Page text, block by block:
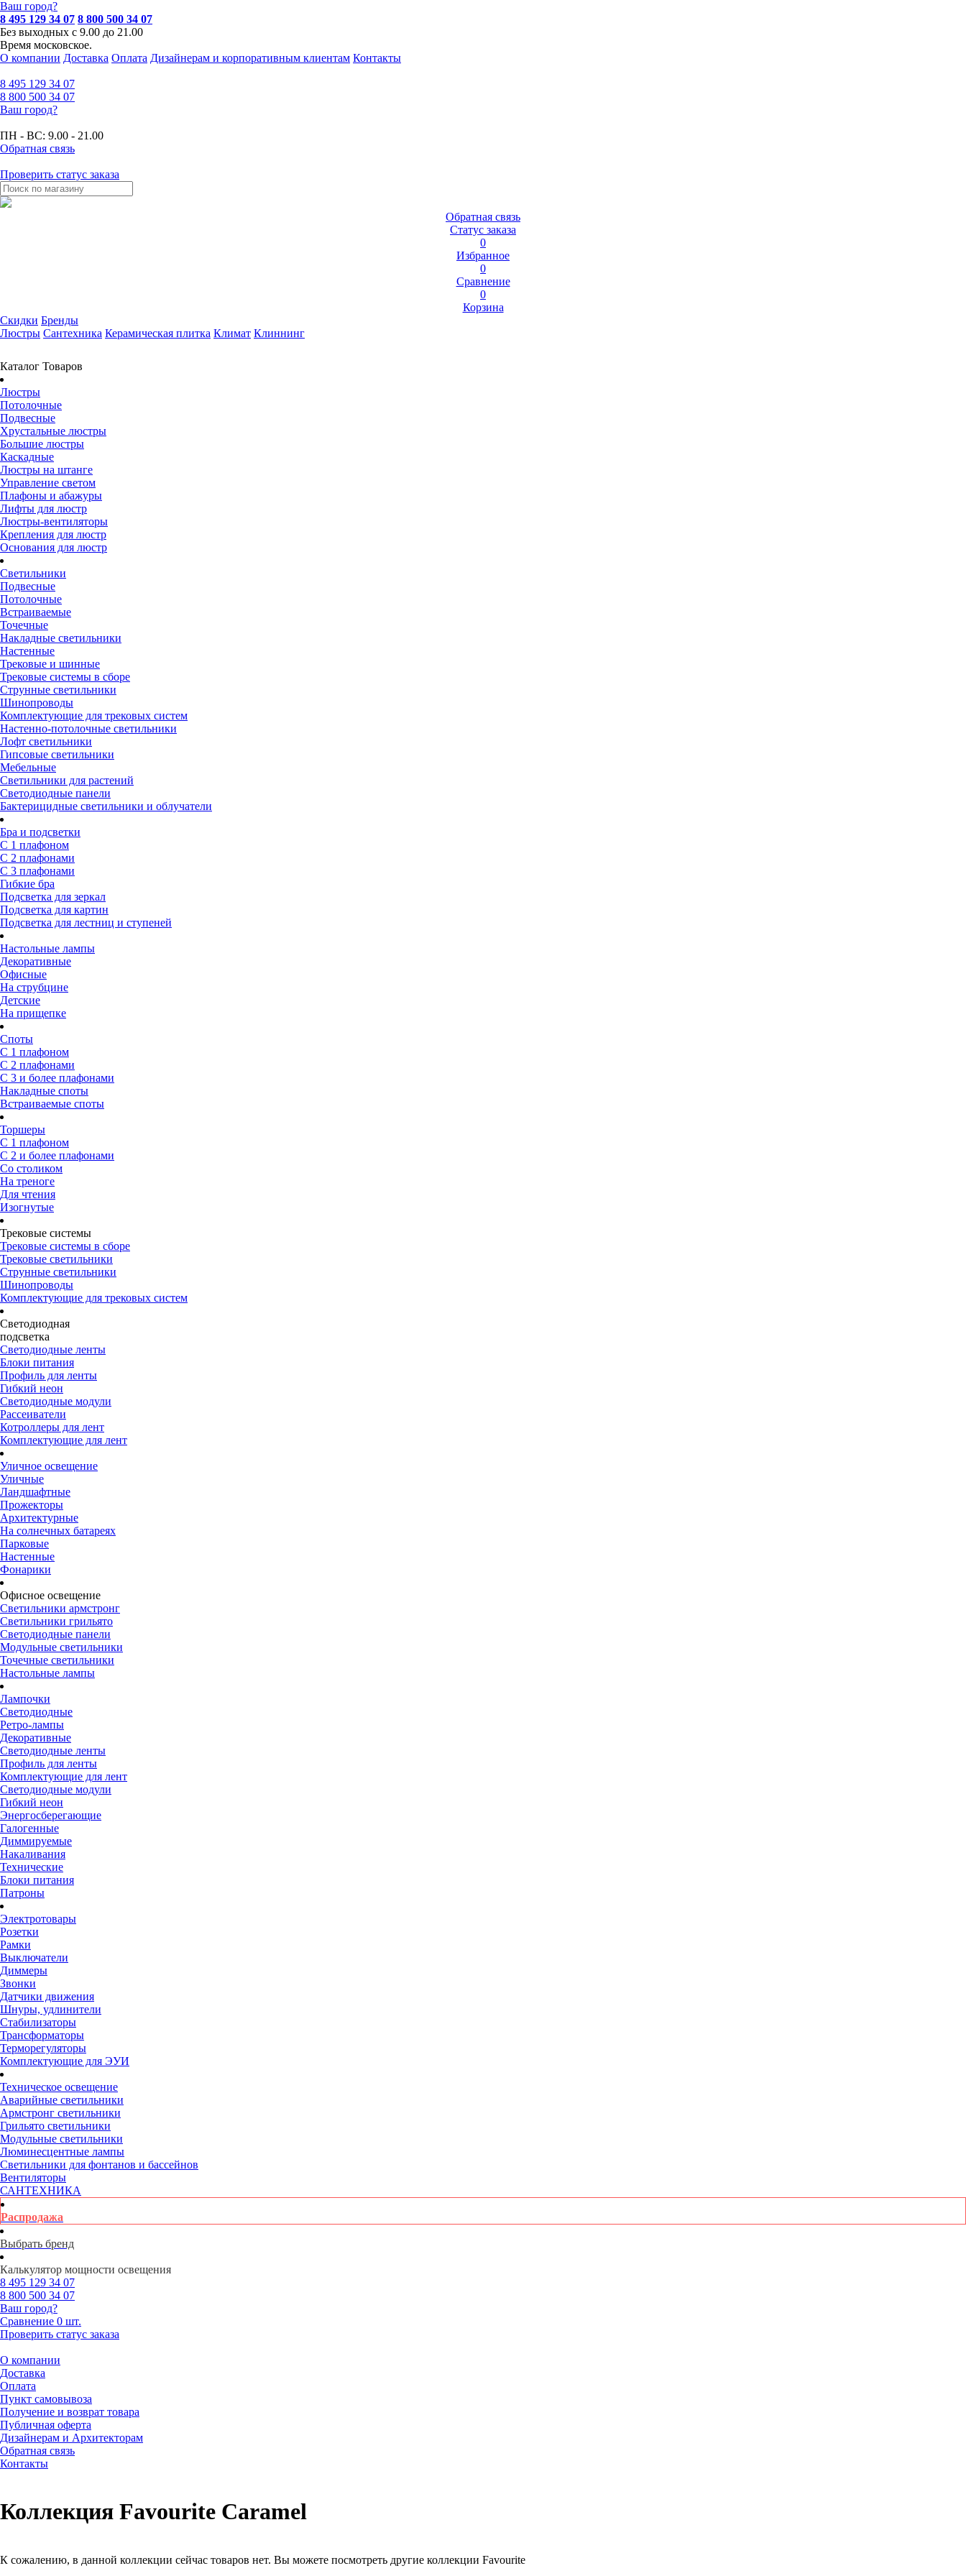
Ваш город?
8 495 129 34 07 8 800 500 34 07
Без выходных с 9.00 до 21.00
Время московское.
О компании Доставка Оплата Дизайнерам и корпоративным клиентам Контакты
8 495 129 34 07
8 800 500 34 07
Ваш город?
ПН - ВС: 9.00 - 21.00
Обратная связь
Проверить статус заказа
Обратная связь
Статус заказа
0
Избранное
0
Сравнение
0
Корзина
Скидки Бренды
Люстры Сантехника Керамическая плитка Климат Клиннинг
Каталог Товаров
Люстры
Потолочные
Подвесные
Хрустальные люстры
Большие люстры
Каскадные
Люстры на штанге
Управление светом
Плафоны и абажуры
Лифты для люстр
Люстры-вентиляторы
Крепления для люстр
Основания для люстр
Светильники
Подвесные
Потолочные
Встраиваемые
Точечные
Накладные светильники
Настенные
Трековые и шинные
Трековые системы в сборе
Струнные светильники
Шинопроводы
Комплектующие для трековых систем
Настенно-потолочные светильники
Лофт светильники
Гипсовые светильники
Мебельные
Светильники для растений
Светодиодные панели
Бактерицидные светильники и облучатели
Бра и подсветки
С 1 плафоном
С 2 плафонами
С 3 плафонами
Гибкие бра
Подсветка для зеркал
Подсветка для картин
Подсветка для лестниц и ступеней
Настольные лампы
Декоративные
Офисные
На струбцине
Детские
На прищепке
Споты
С 1 плафоном
С 2 плафонами
С 3 и более плафонами
Накладные споты
Встраиваемые споты
Торшеры
С 1 плафоном
С 2 и более плафонами
Со столиком
На треноге
Для чтения
Изогнутые
Трековые системы
Трековые системы в сборе
Трековые светильники
Струнные светильники
Шинопроводы
Комплектующие для трековых систем
Светодиодная
подсветка
Светодиодные ленты
Блоки питания
Профиль для ленты
Гибкий неон
Светодиодные модули
Рассеиватели
Котроллеры для лент
Комплектующие для лент
Уличное освещение
Уличные
Ландшафтные
Прожекторы
Архитектурные
На солнечных батареях
Парковые
Настенные
Фонарики
Офисное освещение
Светильники армстронг
Светильники грильято
Светодиодные панели
Модульные светильники
Точечные светильники
Настольные лампы
Лампочки
Светодиодные
Ретро-лампы
Декоративные
Светодиодные ленты
Профиль для ленты
Комплектующие для лент
Светодиодные модули
Гибкий неон
Энергосберегающие
Галогенные
Диммируемые
Накаливания
Технические
Блоки питания
Патроны
Электротовары
Розетки
Рамки
Выключатели
Диммеры
Звонки
Датчики движения
Шнуры, удлинители
Стабилизаторы
Трансформаторы
Терморегуляторы
Комплектующие для ЭУИ
Техническое освещение
Аварийные светильники
Армстронг светильники
Грильято светильники
Модульные светильники
Люминесцентные лампы
Светильники для фонтанов и бассейнов
Вентиляторы
САНТЕХНИКА
Распродажа
Выбрать бренд
Калькулятор мощности освещения
8 495 129 34 07
8 800 500 34 07
Ваш город?
Сравнение 0 шт.
Проверить статус заказа
О компании
Доставка
Оплата
Пункт самовывоза
Получение и возврат товара
Публичная оферта
Дизайнерам и Архитекторам
Обратная связь
Контакты
Коллекция Favourite Caramel
К сожалению, в данной коллекции сейчас товаров нет. Вы можете посмотреть другие коллекции Favourite